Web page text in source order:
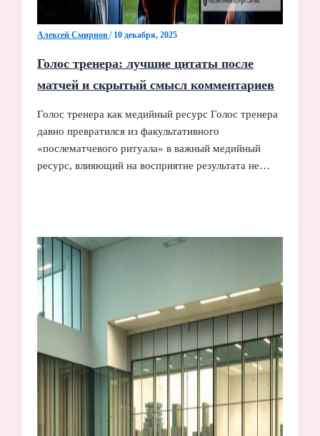
Алексей Смирнов/ 10 декабря, 2025
Голос тренера: лучшие цитаты после
матчей и скрытый смысл комментариев
Голос тренера как медийный ресурс Голос тренера
давно превратился из факультативного
«послематчевого ритуала» в важный медийный
ресурс, влияющий на восприятие результата не…